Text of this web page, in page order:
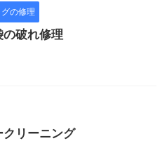
の修理
破れ修理
リーニング